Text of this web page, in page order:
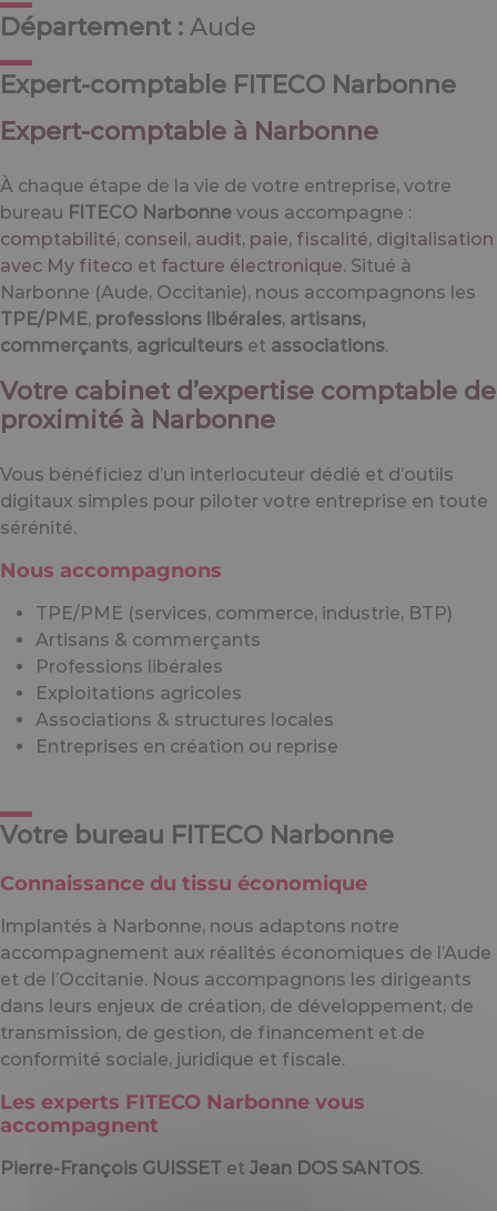
Département : Aude
Expert-comptable FITECO Narbonne
Expert-comptable à Narbonne
À chaque étape de la vie de votre entreprise, votre
bureau FITECO Narbonne vous accompagne :
comptabilité, conseil, audit, paie, fiscalité, digitalisation
avec My fiteco et facture électronique. Situé à
Narbonne (Aude, Occitanie), nous accompagnons les
TPE/PME, professions libérales, artisans,
commerçants, agriculteurs et associations.
Votre cabinet d’expertise comptable de
proximité à Narbonne
Vous bénéficiez d’un interlocuteur dédié et d’outils
digitaux simples pour piloter votre entreprise en toute
sérénité.
Nous accompagnons
TPE/PME (services, commerce, industrie, BTP)
Artisans & commerçants
Professions libérales
Exploitations agricoles
Associations & structures locales
Entreprises en création ou reprise
Votre bureau FITECO Narbonne
Connaissance du tissu économique
Implantés à Narbonne, nous adaptons notre
accompagnement aux réalités économiques de l’Aude
et de l’Occitanie. Nous accompagnons les dirigeants
dans leurs enjeux de création, de développement, de
transmission, de gestion, de financement et de
conformité sociale, juridique et fiscale.
Les experts FITECO Narbonne vous
accompagnent
Pierre-François GUISSET et Jean DOS SANTOS.